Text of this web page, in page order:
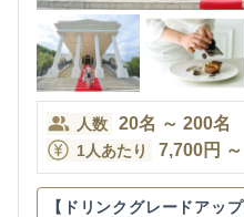
人数 20名 ～ 200名
1人あたり 7,700円 ～
【ドリンクグレードアッ